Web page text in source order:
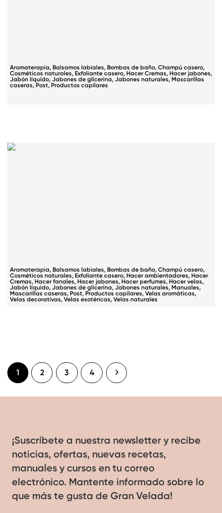
Aromaterapia, Balsamos labiales, Bombas de baño, Champú casero,
Cosméticos naturales, Exfoliante casero, Hacer Cremas, Hacer jabones,
Jabón líquido, Jabones de glicerina, Jabones naturales, Mascarillas
caseras,Post, Productos capilares
Aromaterapia, Balsamos labiales, Bombas de baño, Champú casero,
Cosméticos naturales, Exfoliante casero, Hacer ambientadores, Hacer
Cremas, Hacer fanales, Hacer jabones, Hacer perfumes, Hacer velas,
Jabón líquido, Jabones de glicerina, Jabones naturales, Manuales,
Mascarillas caseras, Post, Productos capilares, Velas aromáticas,
Velas decorativas, Velas esotéricas, Velas naturales
1 2 3 4
¡Suscríbete a nuestra newsletter y recibe
noticias, ofertas, nuevas recetas,
manuales y cursos en tu correo
electrónico. Mantente informado sobre lo
que más te gusta de Gran Velada!